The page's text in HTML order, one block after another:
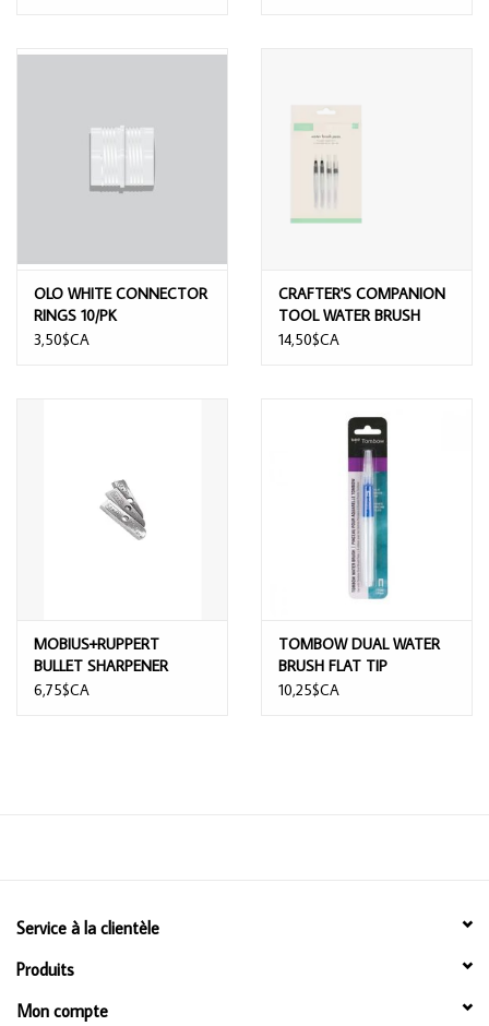
OLO WHITE CONNECTOR
RINGS 10/PK
3,50$CA
CRAFTER'S COMPANION
TOOL WATER BRUSH
PENS 4/PK
14,50$CA
MOBIUS+RUPPERT
BULLET SHARPENER
BLADES 3PK
6,75$CA
TOMBOW DUAL WATER
BRUSH FLAT TIP
10,25$CA
Service à la clientèle
Produits
Mon compte